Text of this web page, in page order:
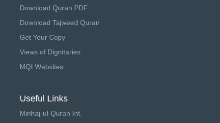
Download Quran PDF
Download Tajweed Quran
Get Your Copy
Views of Dignitaries
MQI Websites
Useful Links
Minhaj-ul-Quran Int.